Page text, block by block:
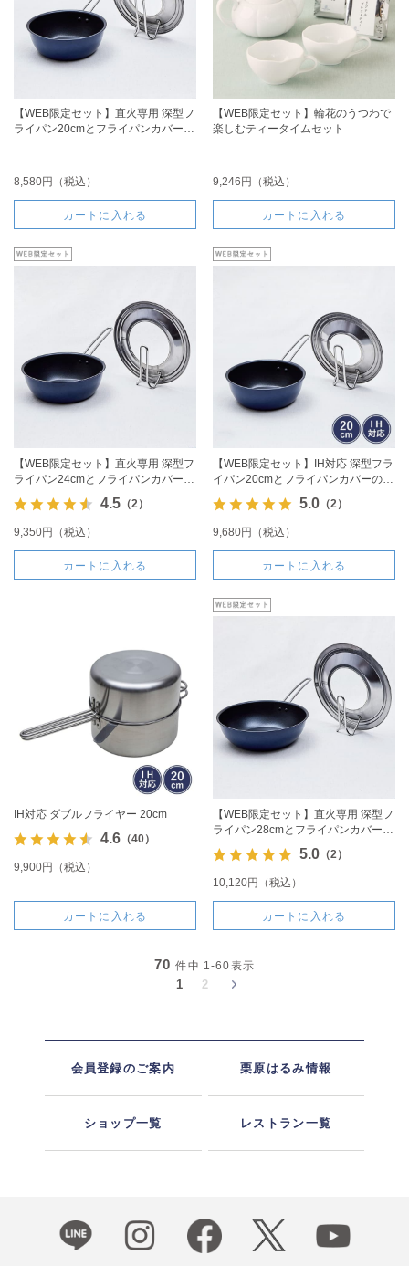
【WEB限定セット】直火専用 深型フ
ライパン20cmとフライパンカバーの
8,580円（税込）
カートに入れる
【WEB限定セット】輪花のうつわで
楽しむティータイムセット
9,246円（税込）
カートに入れる
【WEB限定セット】直火専用 深型フ
ライパン24cmとフライパンカバーの
セット
4.5（2）
9,350円（税込）
カートに入れる
【WEB限定セット】IH対応 深型フラ
イパン20cmとフライパンカバーのセ
ット
5.0（2）
9,680円（税込）
カートに入れる
IH対応 ダブルフライヤー 20cm
4.6（40）
9,900円（税込）
カートに入れる
【WEB限定セット】直火専用 深型フ
ライパン28cmとフライパンカバーの
5.0（2）
10,120円（税込）
カートに入れる
70 件中 1-60表示
1 2
会員登録のご案内 栗原はるみ情報
ショップ一覧 レストラン一覧